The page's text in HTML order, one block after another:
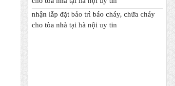
Chuyên nhập khẩu và cung cấp trực tiếp
các mặt hàng bình chữa cháy, vòi chữa
cháy, tủ kệ chữa cháy, máy bơm chữa
cháy, hệ thống chữa cháy cạnh tranh nhất
nhận lắp đặt bảo trì báo cháy, chữa cháy
cho tòa nhà tại hà nội uy tin